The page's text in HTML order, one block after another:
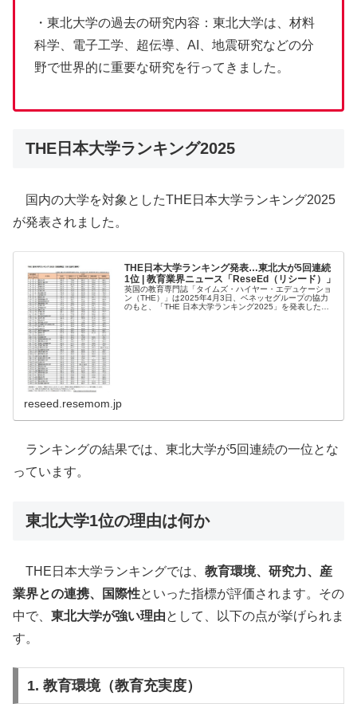
・東北大学の過去の研究内容：東北大学は、材料
科学、電子工学、超伝導、AI、地震研究などの分
野で世界的に重要な研究を行ってきました。
THE日本大学ランキング2025
国内の大学を対象としたTHE日本大学ランキング2025
が発表されました。
THE日本大学ランキング発表…東北大が5回連続
1位 | 教育業界ニュース「ReseEd（リシード）」
英国の教育専門誌「タイムズ・ハイヤー・エデュケーショ
ン（THE）」は2025年4月3日、ベネッセグループの協力
のもと、「THE 日本大学ランキング2025」を発表した。
reseed.resemom.jp
ランキングの結果では、東北大学が5回連続の一位とな
っています。
東北大学1位の理由は何か
THE日本大学ランキングでは、 教育環境、研究力、産
業界との連携、国際性といった指標が評価されます。その
中で、 東北大学が強い理由として、以下の点が挙げられま
す。
1. 教育環境（教育充実度）